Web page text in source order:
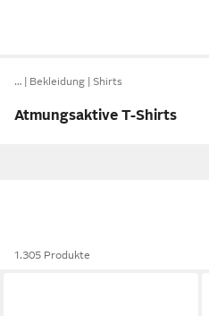
… Bekleidung Shirts
Atmungsaktive T-Shirts
1.305 Produkte